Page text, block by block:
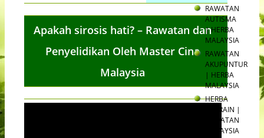
Apakah sirosis hati? – Rawatan dan
Penyelidikan Oleh Master Cina
Malaysia
RAWATAN
AUTISMA
| HERBA
MALAYSIA
RAWATAN
AKUPUNTUR
| HERBA
MALAYSIA
HERBA
MIGRAIN |
RAWATAN
MALAYSIA